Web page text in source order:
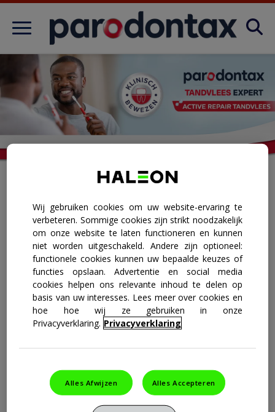
Over tandvleesaandoeningen
OVER TANDVLEESAANDOENINGEN
Producten
Wij gebruiken cookies om uw website-ervaring te
verbeteren. Sommige cookies zijn strikt noodzakelijk
om onze website te laten functioneren en kunnen
niet worden uitgeschakeld. Andere zijn optioneel:
functionele cookies kunnen uw bepaalde keuzes of
functies opslaan. Advertentie en social media
cookies helpen ons relevante inhoud te delen op
basis van uw interesses. Lees meer over cookies en
hoe hoe wij ze gebruiken in onze
Privacyverklaring. Privacyverklaring
Alles Afwijzen Alles Accepteren